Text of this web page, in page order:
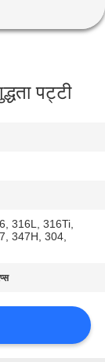
पट्टी
316L, 316Ti,
347H, 304,